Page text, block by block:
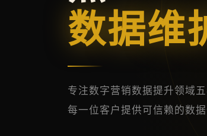
数据维
专注数字营销数据提升领域
每一位客户提供可信赖的数